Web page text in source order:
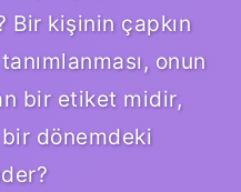
Bir kişinin çapkın
onun
bir etiket midir,
dönemdeki